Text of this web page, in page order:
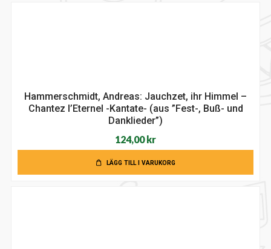
Hammerschmidt, Andreas: Jauchzet, ihr Himmel –
Chantez l’Eternel -Kantate- (aus ”Fest-, Buß- und
Danklieder”)
124,00kr
LÄGG TILL I VARUKORG